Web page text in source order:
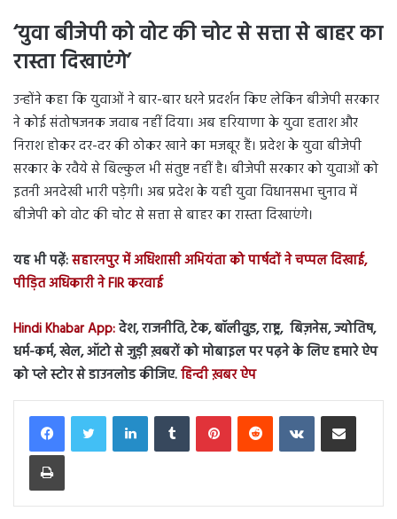
‘युवा बीजेपी को वोट की चोट से सत्ता से बाहर का
रास्ता दिखाएंगे’
उन्होंने कहा कि युवाओं ने बार-बार धरने प्रदर्शन किए लेकिन बीजेपी सरकार
ने कोई संतोषजनक जवाब नहीं दिया। अब हरियाणा के युवा हताश और
निराश होकर दर-दर की ठोकर खाने का मजबूर हैं। प्रदेश के युवा बीजेपी
सरकार के रवैये से बिल्कुल भी संतुष्ट नहीं है। बीजेपी सरकार को युवाओं को
इतनी अनदेखी भारी पड़ेगी। अब प्रदेश के यही युवा विधानसभा चुनाव में
बीजेपी को वोट की चोट से सत्ता से बाहर का रास्ता दिखाएंगे।
यह भी पढ़ें:सहारनपुर में अधिशासी अभियंता को पार्षदों ने चप्पल दिखाई,
पीड़ित अधिकारी ने FIR करवाई
Hindi Khabar App:देश, राजनीति, टेक, बॉलीवुड, राष्ट्र, बिज़नेस, ज्योतिष,
धर्म-कर्म, खेल, ऑटो से जुड़ी ख़बरों को मोबाइल पर पढ़ने के लिए हमारे ऐप
को प्ले स्टोर से डाउनलोड कीजिए.हिन्दी ख़बर ऐप
LinkedInTumblr PinterestReddit VKontakteShare via Email
Print